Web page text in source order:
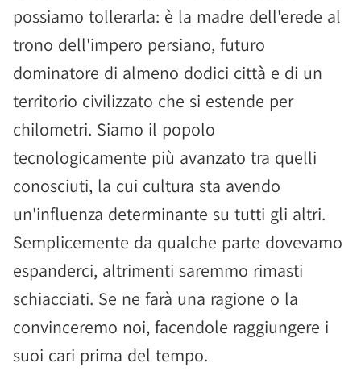
possiamo tollerarla: è la madre dell'erede al
trono dell'impero persiano, futuro
dominatore di almeno dodici città e di un
territorio civilizzato che si estende per
chilometri. Siamo il popolo
tecnologicamente più avanzato tra quelli
conosciuti, la cui cultura sta avendo
un'influenza determinante su tutti gli altri.
Semplicemente da qualche parte dovevamo
espanderci, altrimenti saremmo rimasti
schiacciati. Se ne farà una ragione o la
convinceremo noi, facendole raggiungere i
suoi cari prima del tempo.